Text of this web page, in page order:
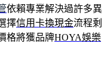
依賴專業解決過許多異
擇信用卡換現金流程剩
格將獲品牌HOYA娛樂